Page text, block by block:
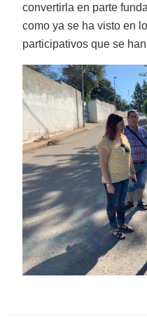
convertirla en parte
como ya se ha visto en
participativos que se